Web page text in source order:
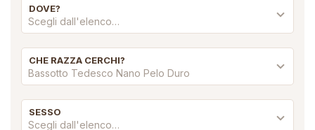
DOVE?
Scegli dall'elenco…
CHE RAZZA CERCHI?
Bassotto Tedesco Nano Pelo Duro
SESSO
Scegli dall'elenco…